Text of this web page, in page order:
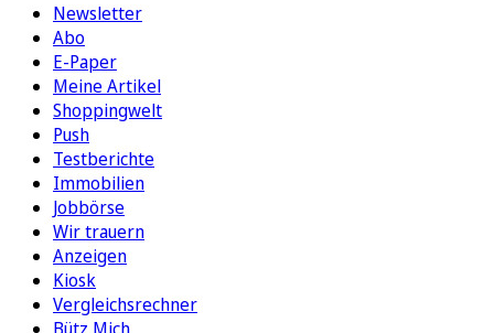
Newsletter
Abo
E-Paper
Meine Artikel
Shoppingwelt
Push
Testberichte
Immobilien
Jobbörse
Wir trauern
Anzeigen
Kiosk
Vergleichsrechner